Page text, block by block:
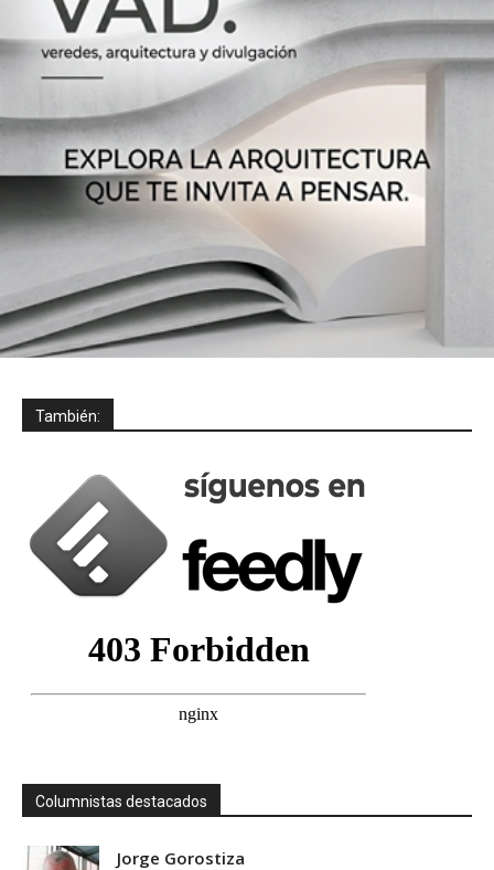
También:
Columnistas destacados
Jorge Gorostiza